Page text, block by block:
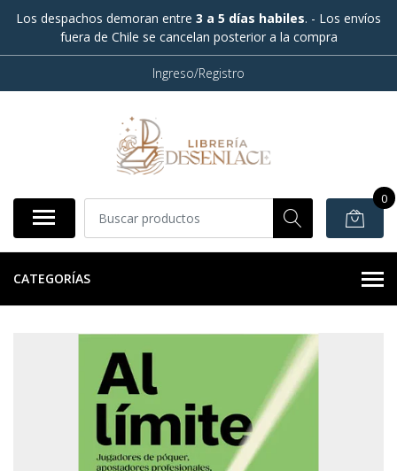
Los despachos demoran entre 3 a 5 días habiles. - Los envíos
fuera de Chile se cancelan posterior a la compra
Ingreso/Registro
0
CATEGORÍAS